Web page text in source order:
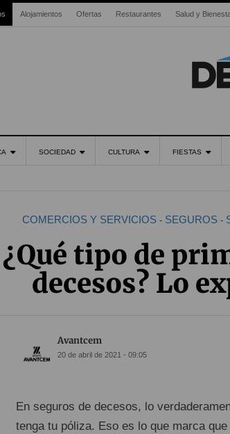
Alojamientos Ofertas Restaurantes Salud y
SOCIEDAD CULTURA FIESTAS
COMERCIOS Y SERVICIOS- SEGUROS-
¿Qué tipo de
decesos? Lo
Avantcem
20 de abril de 2021 - 09:05
En seguros de decesos, lo
tenga tu póliza. Eso es lo que marca